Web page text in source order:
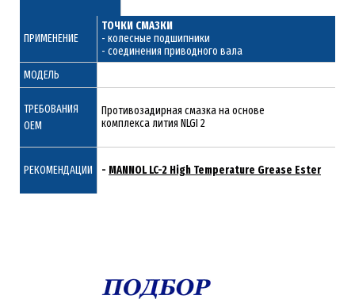
ПРИМЕНЕНИЕ
ТОЧКИ СМАЗКИ
- колесные подшипники
- соединения приводного вала
МОДЕЛЬ
ТРЕБОВАНИЯ
ОЕМ
Противозадирная смазка на основе
комплекса лития NLGI 2
РЕКОМЕНДАЦИИ - MANNOL LC-2 High Temperature Grease Ester